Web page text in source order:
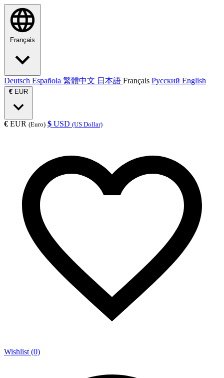
Français
Deutsch Española 繁體中文 日本語 Français Русский English
€ EUR
€ EUR (Euro) $ USD (US Dollar)
Wishlist (0)